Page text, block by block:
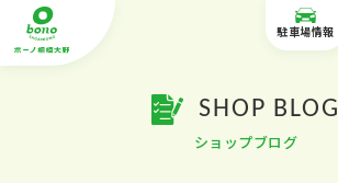
駐車場情報
SHOP BLOG
ショップブログ